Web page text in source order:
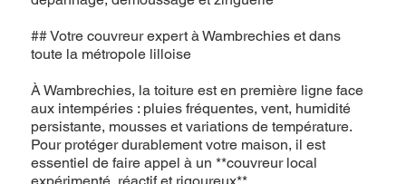
## Votre couvreur expert à Wambrechies et dans
toute la métropole lilloise
À Wambrechies, la toiture est en première ligne face
aux intempéries : pluies fréquentes, vent, humidité
persistante, mousses et variations de température.
Pour protéger durablement votre maison, il est
essentiel de faire appel à un **couvreur local